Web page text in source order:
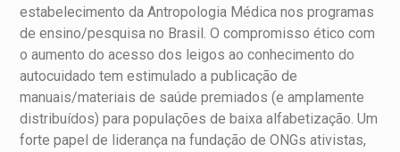
estabelecimento da Antropologia Médica nos programas
de ensino/pesquisa no Brasil. O compromisso ético com
o aumento do acesso dos leigos ao conhecimento do
autocuidado tem estimulado a publicação de
manuais/materiais de saúde premiados (e amplamente
distribuídos) para populações de baixa alfabetização. Um
forte papel de liderança na fundação de ONGs ativistas,